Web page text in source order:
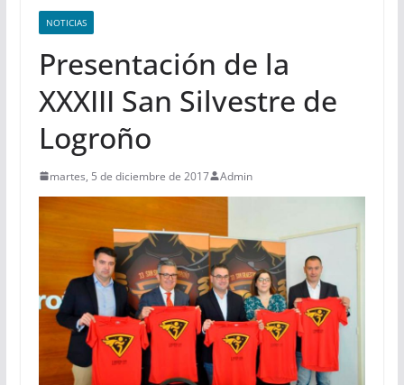
NOTICIAS
Presentación de la
XXXIII San Silvestre de
Logroño
martes, 5 de diciembre de 2017 Admin